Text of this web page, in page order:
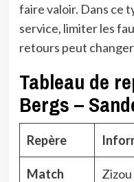
faire valoir. Dans ce
service, limiter les
retours peut changer
Tableau de
Bergs –
Repère
Match Zizou